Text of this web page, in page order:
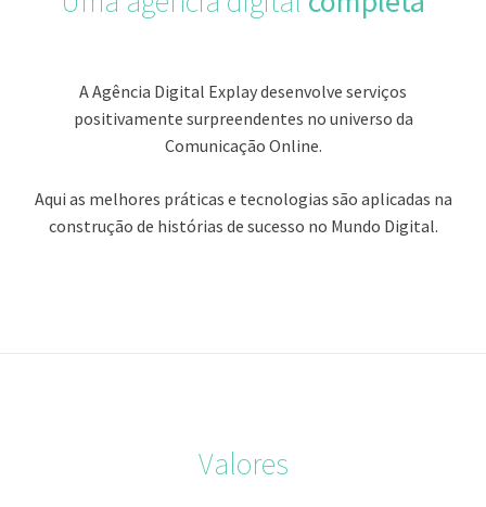
A Agência Digital Explay desenvolve serviços
positivamente surpreendentes no universo da
Comunicação Online.
Aqui as melhores práticas e tecnologias são aplicadas na
construção de histórias de sucesso no Mundo Digital.
Valores